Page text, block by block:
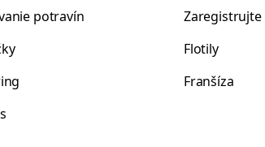
potravín
Flotily
Franšíza